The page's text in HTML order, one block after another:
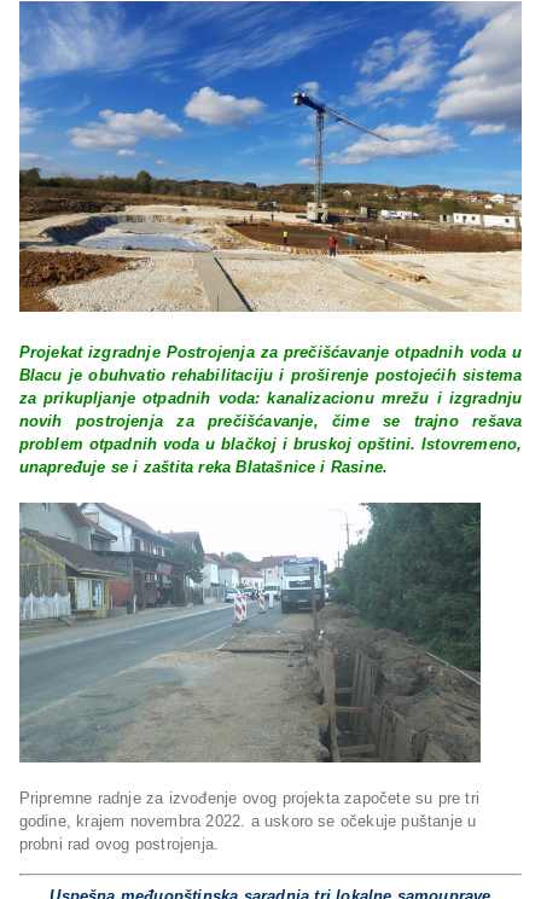
Projekat izgradnje Postrojenja za prečišćavanje otpadnih voda u
Blacu je obuhvatio rehabilitaciju i proširenje postojećih sistema
za prikupljanje otpadnih voda: kanalizacionu mrežu i izgradnju
novih postrojenja za prečišćavanje, čime se trajno rešava
problem otpadnih voda u blačkoj i bruskoj opštini. Istovremeno,
unapređuje se i zaštita reka Blatašnice i Rasine.
Pripremne radnje za izvođenje ovog projekta započete su pre tri
godine, krajem novembra 2022. a uskoro se očekuje puštanje u
probni rad ovog postrojenja.